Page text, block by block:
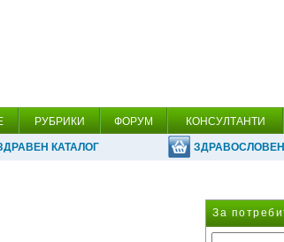
РУБРИКИ ФОРУМ КОНСУЛТАНТИ
КАТАЛОГ
За